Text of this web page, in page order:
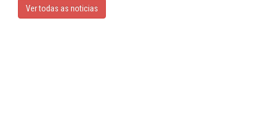
Ver todas as noticias